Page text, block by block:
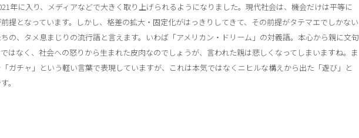
年に入り、メディアなどで大きく取り上げられるようになりました。現代社会は、機会だけは平等に
提となっています。しかし、格差の拡大・固定化がはっきりしてきて、その前提がタテマエでしかない
の、タメ息まじりの流行語と言えます。いわば「アメリカン・ドリーム」の対義語。本心から親に文句
はなく、社会への怒りから生まれた皮肉なのでしょうが、言われた親は悲しくなってしまいますね。ま
ガチャ」という軽い言葉で表現していますが、これは本気ではなくニヒルな構えから出た「遊び」と
。